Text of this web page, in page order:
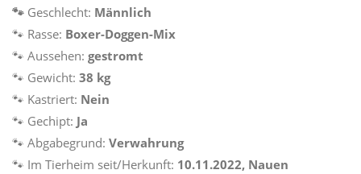
🐾 Geschlecht: Männlich
🐾 Rasse: Boxer-Doggen-Mix
🐾 Aussehen: gestromt
🐾 Gewicht: 38 kg
🐾 Kastriert: Nein
🐾 Gechipt: Ja
🐾 Abgabegrund: Verwahrung
🐾 Im Tierheim seit/Herkunft: 10.11.2022, Nauen